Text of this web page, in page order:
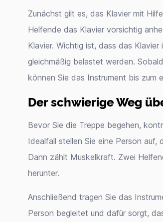
Zunächst gilt es, das Klavier mit
Helfende das Klavier vorsichtig
Klavier. Wichtig ist, dass das
gleichmäßig belastet werden.
können Sie das Instrument bis zum
Der schwierige Weg
Bevor Sie die Treppe begehen,
Idealfall stellen Sie eine Person
Dann zählt Muskelkraft. Zwei
herunter.
Anschließend tragen Sie das
Person begleitet und dafür sorgt,